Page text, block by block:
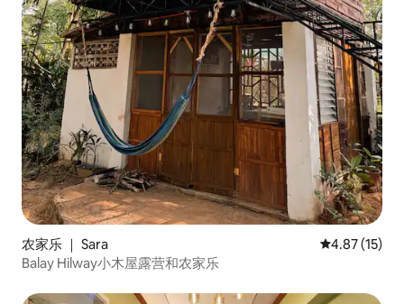
农家乐 ｜ Sara 平均评分
4.87 (15)
Balay Hilway小木屋露营和农家乐